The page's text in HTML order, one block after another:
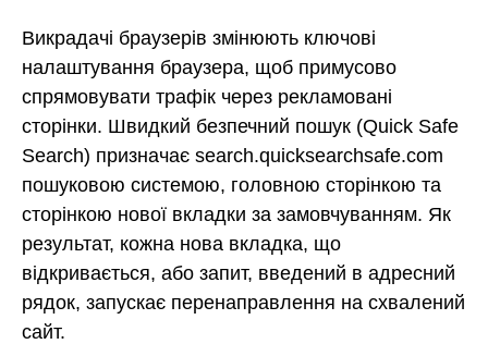
Викрадачі браузерів змінюють ключові
налаштування браузера, щоб примусово
спрямовувати трафік через рекламовані
сторінки. Швидкий безпечний пошук (Quick Safe
Search) призначає search.quicksearchsafe.com
пошуковою системою, головною сторінкою та
сторінкою нової вкладки за замовчуванням. Як
результат, кожна нова вкладка, що
відкривається, або запит, введений в адресний
рядок, запускає перенаправлення на схвалений
сайт.